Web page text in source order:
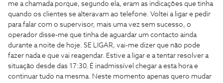
me a chamada porque, segundo ela, eram as indicações que tinha
quando os clientes se alteravam ao telefone. Voltei a ligar e pedir
para falar com o supervisor, mais uma vez sem sucesso, o
operador disse-me que tinha de aguardar um contacto ainda
durante a noite de hoje. SE LIGAR, vai-me dizer que não pode
fazer nada e que vai reagendar. Estive a ligar e a tentar resolver a
situação desde das 17:30. É inadmissível chegar a esta hora e
continuar tudo na mesma. Neste momento apenas quero mudar